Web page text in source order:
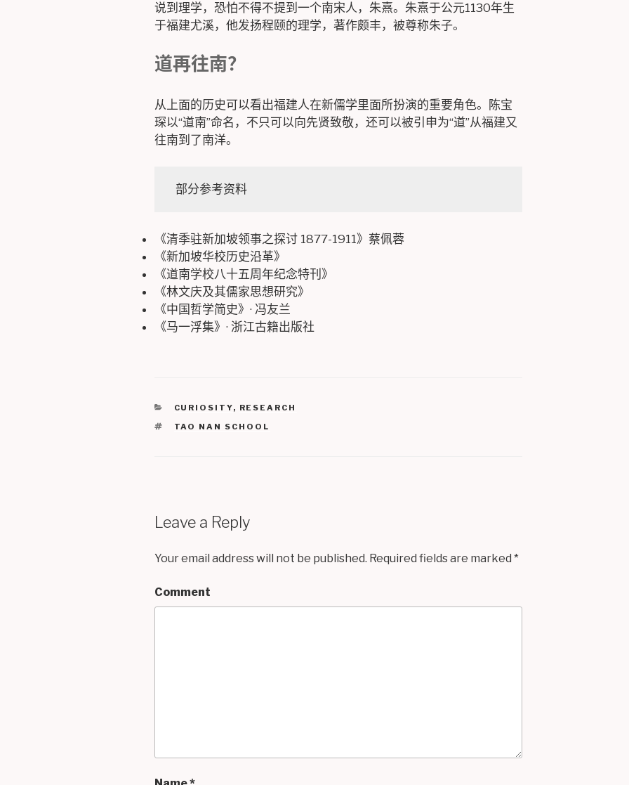
说到理学，恐怕不得不提到一个南宋人，朱熹。朱熹于公元1130年生
于福建尤溪，他发扬程颐的理学，著作颇丰，被尊称朱子。
道再往南？
从上面的历史可以看出福建人在新儒学里面所扮演的重要角色。陈宝
琛以“道南”命名，不只可以向先贤致敬，还可以被引申为“道”从福建又
往南到了南洋。
部分参考资料
《清季驻新加坡领事之探讨 1877-1911》蔡佩蓉
《新加坡华校历史沿革》
《道南学校八十五周年纪念特刊》
《林文庆及其儒家思想研究》
《中国哲学简史》· 冯友兰
《马一浮集》· 浙江古籍出版社
CATEGORIES
CURIOSITY, RESEARCH
TAGS
TAO NAN SCHOOL
Leave a Reply
Your email address will not be published. Required fields are marked *
Comment